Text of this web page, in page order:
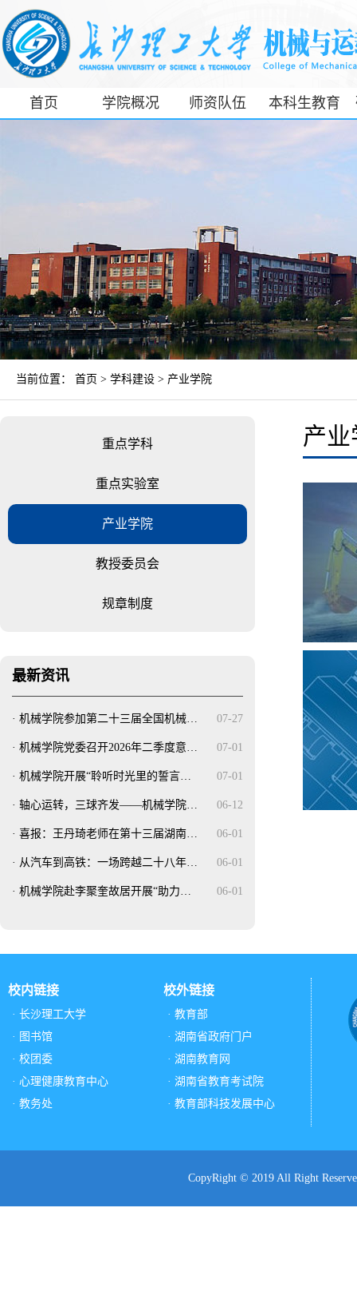
首页 学院概况 师资队伍 本科生教育
工信部专精特
当前位置： 首页 > 学科建设 > 产业学院
重点学科
重点实验室
产业学院
教授委员会
规章制度
最新资讯
07-27
· 机械学院参加第二十三届全国机械…
07-01
· 机械学院党委召开2026年二季度意…
07-01
· 机械学院开展“聆听时光里的誓言…
06-12
· 轴心运转，三球齐发——机械学院…
06-01
· 喜报：王丹琦老师在第十三届湖南…
06-01
· 从汽车到高铁：一场跨越二十八年…
06-01
· 机械学院赴李聚奎故居开展“助力…
产
校内链接
· 长沙理工大学
· 图书馆
· 校团委
· 心理健康教育中心
· 教务处
校外链接
· 教育部
· 湖南省政府门户
· 湖南教育网
· 湖南省教育考试院
· 教育部科技发展中心
CopyRight © 2019 All Right